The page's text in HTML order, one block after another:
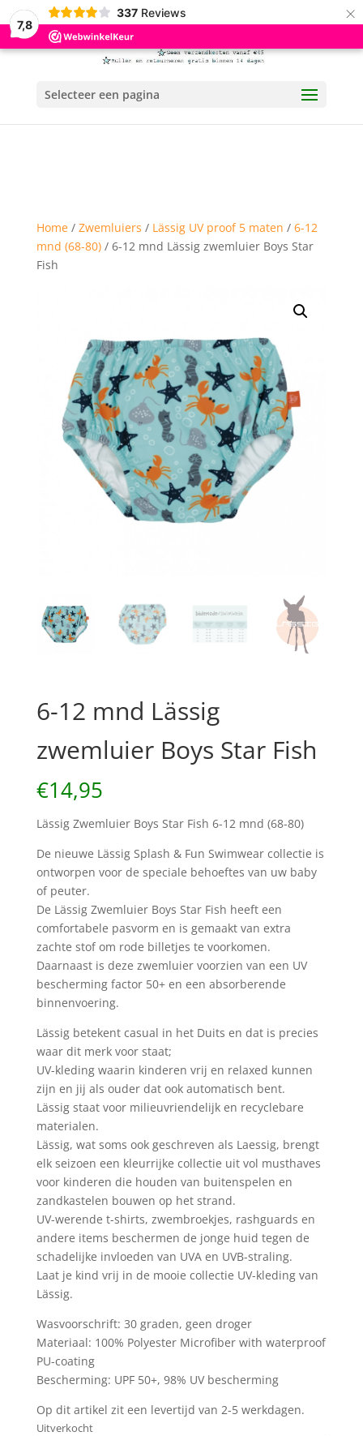
7,8
337 Reviews ×
Selecteer een pagina
Home/ Zwemluiers / Lässig UV proof 5 maten / 6-12
mnd (68-80)/ 6-12 mnd Lässig zwemluier Boys Star
Fish
6-12 mnd Lässig
zwemluier Boys Star Fish
€14,95
Lässig Zwemluier Boys Star Fish 6-12 mnd (68-80)
De nieuwe Lässig Splash & Fun Swimwear collectie is
ontworpen voor de speciale behoeftes van uw baby
of peuter.
De Lässig Zwemluier Boys Star Fish heeft een
comfortabele pasvorm en is gemaakt van extra
zachte stof om rode billetjes te voorkomen.
Daarnaast is deze zwemluier voorzien van een UV
bescherming factor 50+ en een absorberende
binnenvoering.
Lässig betekent casual in het Duits en dat is precies
waar dit merk voor staat;
UV-kleding waarin kinderen vrij en relaxed kunnen
zijn en jij als ouder dat ook automatisch bent.
Lässig staat voor milieuvriendelijk en recyclebare
materialen.
Lässig, wat soms ook geschreven als Laessig, brengt
elk seizoen een kleurrijke collectie uit vol musthaves
voor kinderen die houden van buitenspelen en
zandkastelen bouwen op het strand.
UV-werende t-shirts, zwembroekjes, rashguards en
andere items beschermen de jonge huid tegen de
schadelijke invloeden van UVA en UVB-straling.
Laat je kind vrij in de mooie collectie UV-kleding van
Lässig.
Wasvoorschrift: 30 graden, geen droger
Materiaal: 100% Polyester Microfiber with waterproof
PU-coating
Bescherming: UPF 50+, 98% UV bescherming
Op dit artikel zit een levertijd van 2-5 werkdagen.
Uitverkocht